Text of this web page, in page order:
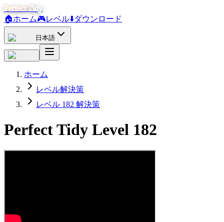
Perfect Tidy
🏠ホーム🎮レベル⬇️ダウンロード
日本語
ホーム
レベル解決策
レベル 182 解決策
Perfect Tidy Level 182